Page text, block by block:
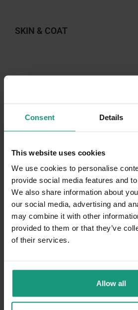
Consent Details
This website uses cookies
We use cookies to personalise
provide social media features and
We also share information about
our social media, advertising and
may combine it with other
provided to them or that they’ve
of their services.
Allow all
SKIN & COAT